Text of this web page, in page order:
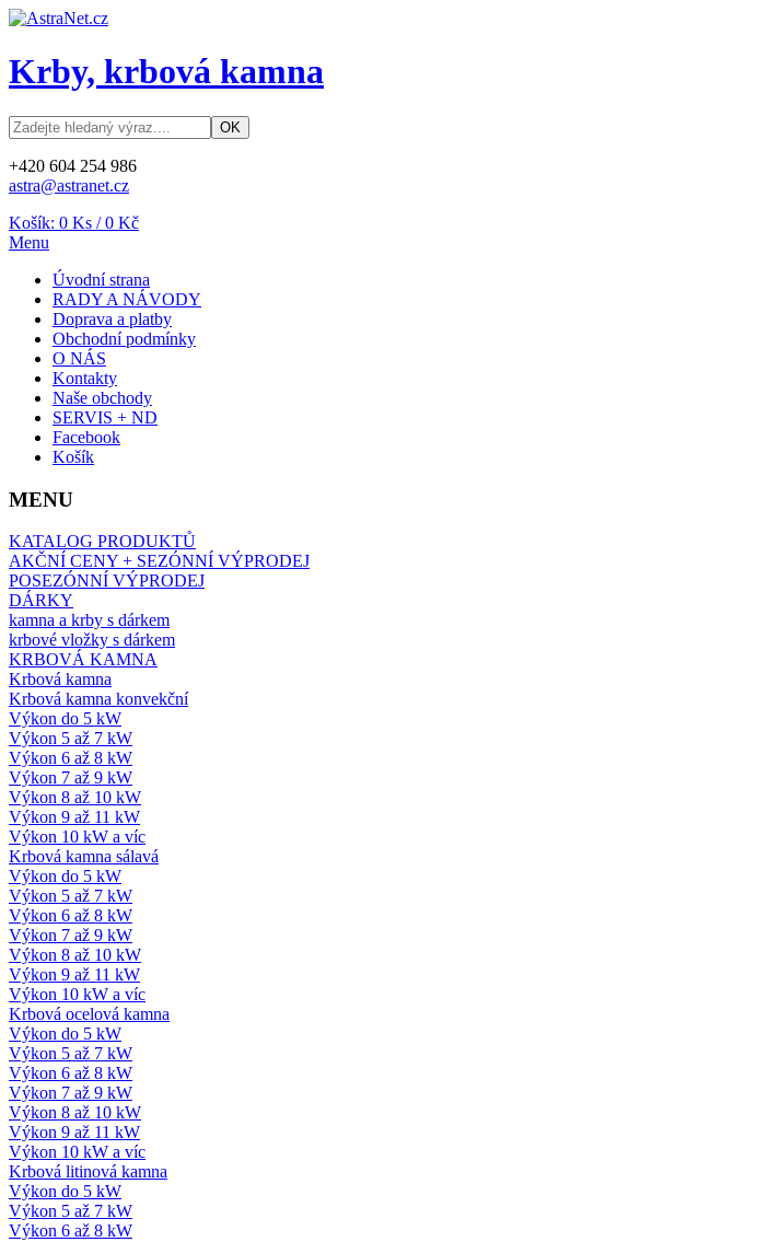
Krby, krbová kamna
+420 604 254 986
astra@astranet.cz
Košík: 0 Ks /0 Kč
Menu
Úvodní strana
RADY A NÁVODY
Doprava a platby
Obchodní podmínky
O NÁS
Kontakty
Naše obchody
SERVIS + ND
Facebook
Košík
MENU
KATALOG PRODUKTŮ
AKČNÍ CENY + SEZÓNNÍ VÝPRODEJ
POSEZÓNNÍ VÝPRODEJ
DÁRKY
kamna a krby s dárkem
krbové vložky s dárkem
KRBOVÁ KAMNA
Krbová kamna
Krbová kamna konvekční
Výkon do 5 kW
Výkon 5 až 7 kW
Výkon 6 až 8 kW
Výkon 7 až 9 kW
Výkon 8 až 10 kW
Výkon 9 až 11 kW
Výkon 10 kW a víc
Krbová kamna sálavá
Výkon do 5 kW
Výkon 5 až 7 kW
Výkon 6 až 8 kW
Výkon 7 až 9 kW
Výkon 8 až 10 kW
Výkon 9 až 11 kW
Výkon 10 kW a víc
Krbová ocelová kamna
Výkon do 5 kW
Výkon 5 až 7 kW
Výkon 6 až 8 kW
Výkon 7 až 9 kW
Výkon 8 až 10 kW
Výkon 9 až 11 kW
Výkon 10 kW a víc
Krbová litinová kamna
Výkon do 5 kW
Výkon 5 až 7 kW
Výkon 6 až 8 kW